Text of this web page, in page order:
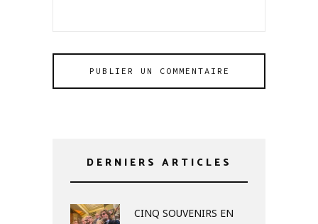
DERNIERS ARTICLES
CINQ SOUVENIRS EN